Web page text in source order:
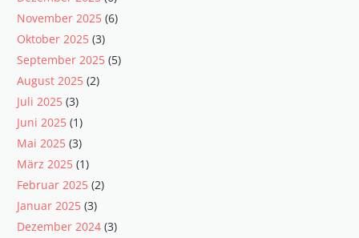
November 2025 (6)
Oktober 2025 (3)
September 2025 (5)
August 2025 (2)
Juli 2025 (3)
Juni 2025 (1)
Mai 2025 (3)
März 2025 (1)
Februar 2025 (2)
Januar 2025 (3)
Dezember 2024 (3)